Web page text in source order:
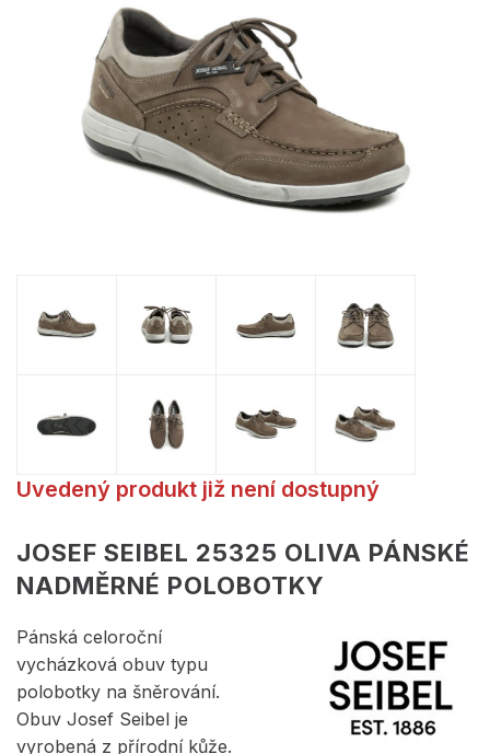
Uvedený produkt již není dostupný
JOSEF SEIBEL 25325 OLIVA PÁNSKÉ
NADMĚRNÉ POLOBOTKY
Pánská celoroční
vycházková obuv typu
polobotky na šněrování.
Obuv Josef Seibel je
vyrobená z přírodní kůže.